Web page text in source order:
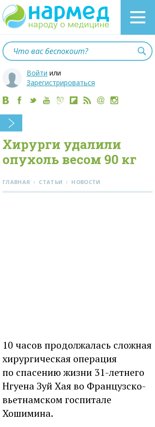
Войти или
Зарегистрироваться
Хирурги удалили
опухоль весом 90 кг
ГЛАВНАЯ › СТАТЬИ › НОВОСТИ
10 часов продолжалась сложная
хирургическая операция
по спасению жизни 31-летнего
Нгуена Зуй Хая во Французско-
вьетнамском госпитале
Хошимина.